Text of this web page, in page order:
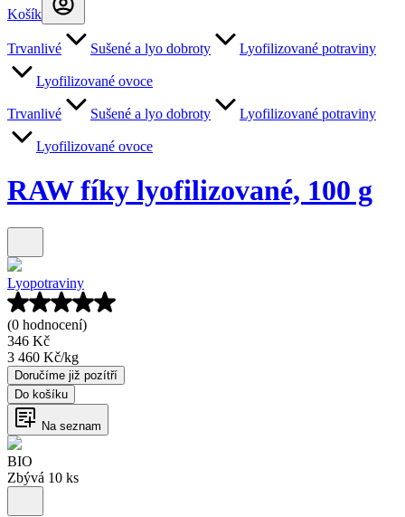
Košík
Trvanlivé Sušené a lyo dobroty Lyofilizované potraviny
Lyofilizované ovoce
Trvanlivé Sušené a lyo dobroty Lyofilizované potraviny
Lyofilizované ovoce
RAW fíky lyofilizované, 100 g
Lyopotraviny
(0 hodnocení)
346 Kč
3 460 Kč/kg
Doručíme již pozítří
Do košíku
Na seznam
BIO
Zbývá 10 ks